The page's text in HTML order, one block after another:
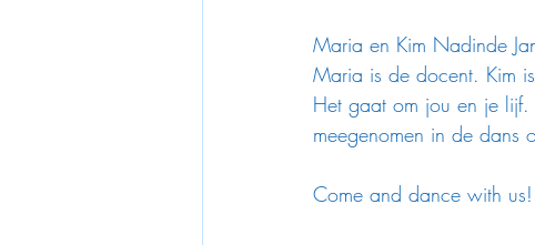
Maria en Kim Nadinde
Maria is de docent. Kim
Het gaat om jou en je lijf.
meegenomen in de dans
Come and dance with us!